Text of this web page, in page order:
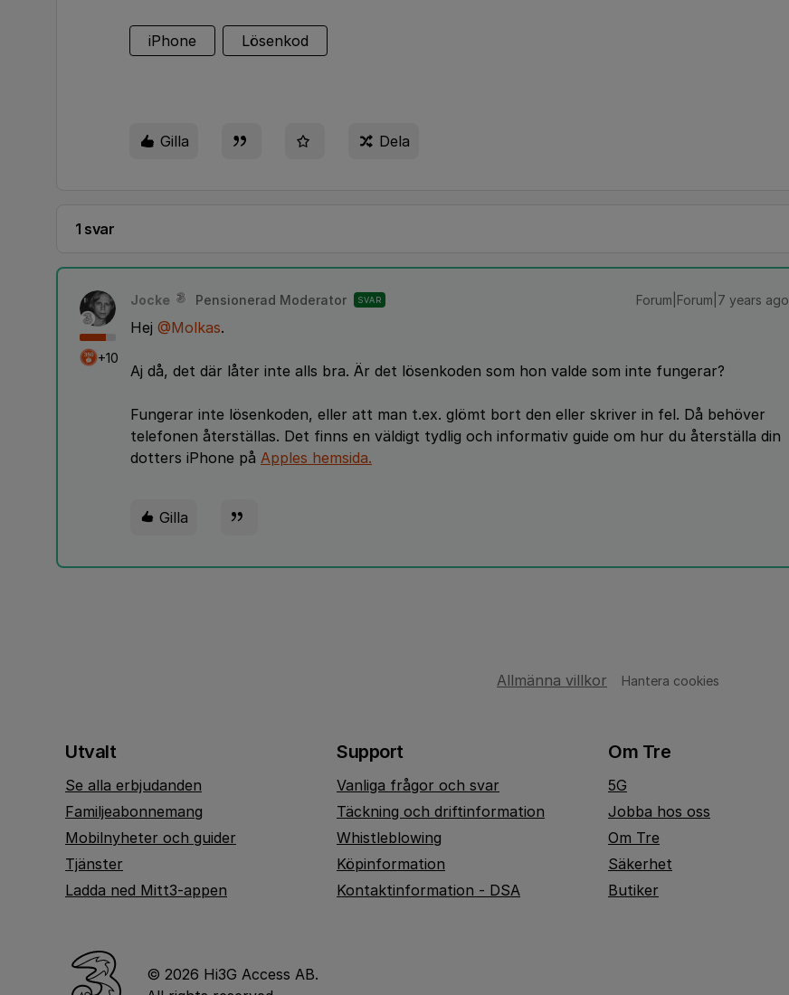
iPhone Lösenkod
Gilla Dela
1 svar
+10
Jocke Pensionerad Moderator SVAR Forum|Forum|7 years ago
Hej @Molkas.
Aj då, det där låter inte alls bra. Är det lösenkoden som hon valde som inte fungerar?
Fungerar inte lösenkoden, eller att man t.ex. glömt bort den eller skriver in fel. Då behöver
telefonen återställas. Det finns en väldigt tydlig och informativ guide om hur du återställa din
dotters iPhone på Apples hemsida.
Gilla
Allmänna villkor Hantera cookies
Utvalt
Se alla erbjudanden
Familjeabonnemang
Mobilnyheter och guider
Tjänster
Ladda ned Mitt3-appen
Support
Vanliga frågor och svar
Täckning och driftinformation
Whistleblowing
Köpinformation
Kontaktinformation - DSA
Om Tre
5G
Jobba hos oss
Om Tre
Säkerhet
Butiker
© 2026 Hi3G Access AB.